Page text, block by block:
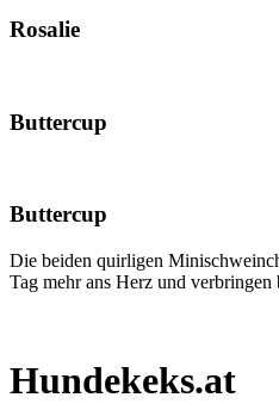
Rosalie
Buttercup
Buttercup
Die beiden quirligen
Tag mehr ans Herz und
Hundekeks.at